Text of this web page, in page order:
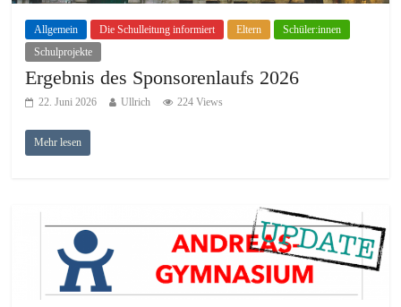
Allgemein Die Schulleitung informiert Eltern
Schüler:innen
Schulprojekte
Ergebnis des Sponsorenlaufs 2026
22. Juni 2026 Ullrich 224 Views
Mehr lesen